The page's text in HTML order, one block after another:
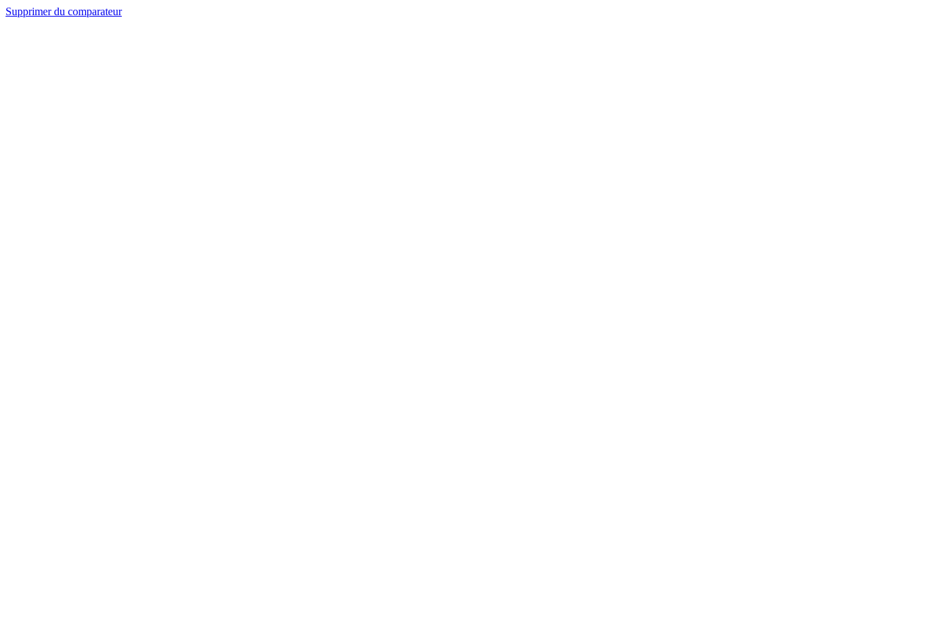
Supprimer du comparateur